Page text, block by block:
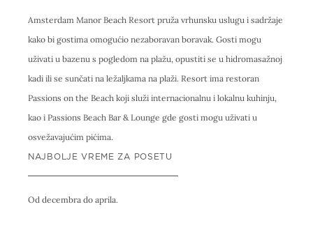
Amsterdam Manor Beach Resort pruža vrhunsku uslugu i sadržaje
kako bi gostima omogućio nezaboravan boravak. Gosti mogu
uživati u bazenu s pogledom na plažu, opustiti se u hidromasažnoj
kadi ili se sunčati na ležaljkama na plaži. Resort ima restoran
Passions on the Beach koji služi internacionalnu i lokalnu kuhinju,
kao i Passions Beach Bar & Lounge gde gosti mogu uživati u
osvežavajućim pićima.
NAJBOLJE VREME ZA POSETU
Od decembra do aprila.